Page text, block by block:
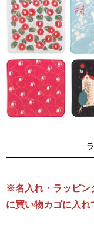
リ
※名入れ・ラッピン
に買い物カゴに入れ